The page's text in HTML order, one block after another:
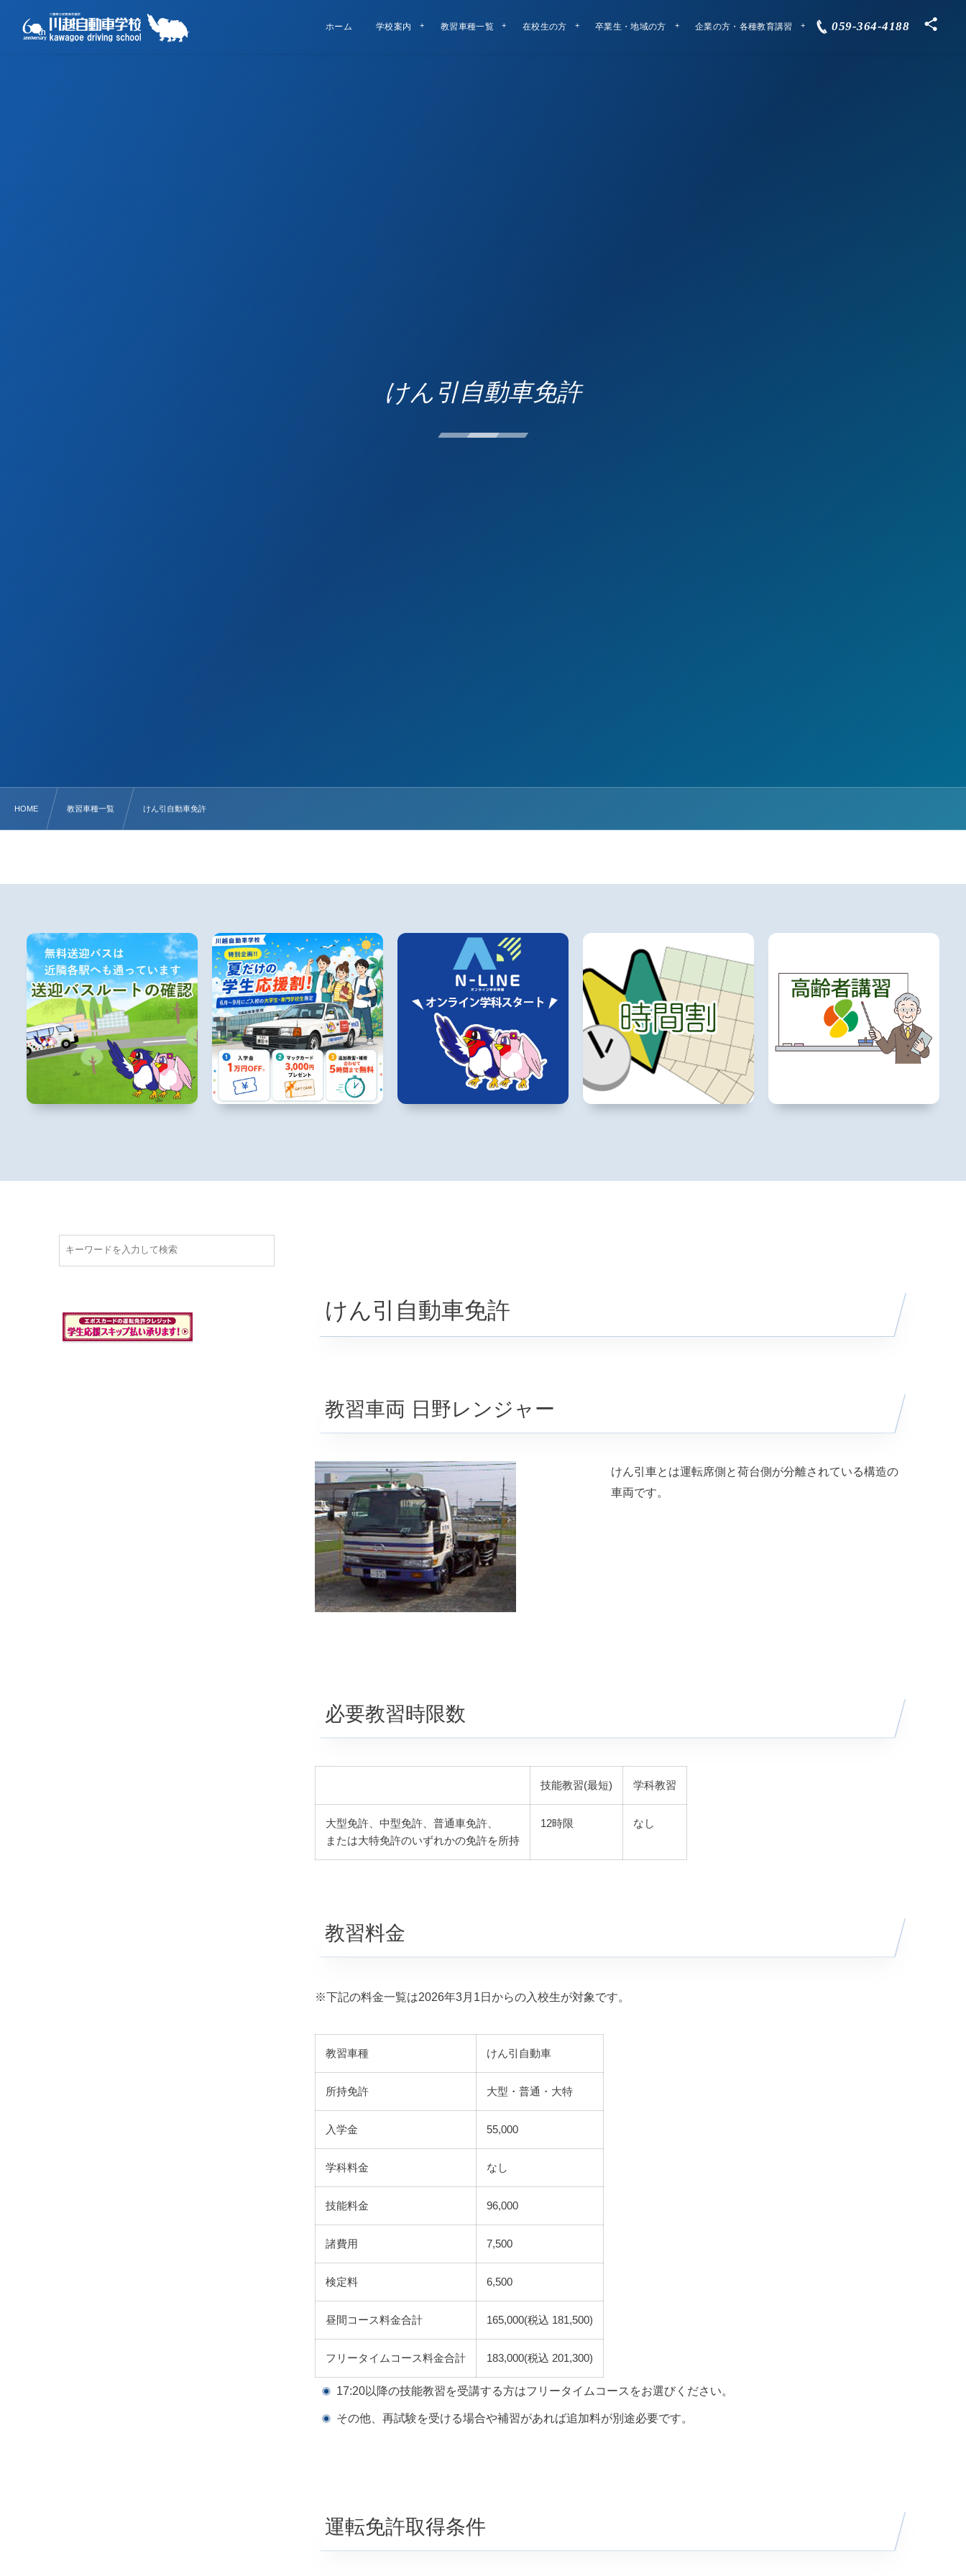
ホーム 学校案内 教習車種一覧 在校生の方 卒業生・地域の方 企業の方・各種教育講習 059-364-4188
けん引自動車免許
HOME 教習車種一覧 けん引自動車免許
けん引自動車免許
教習車両 日野レンジャー
けん引車とは運転席側と荷台側が分離されている構造の
車両です。
必要教習時限数
技能教習(最短) 学科教習
大型免許、中型免許、普通車免許、
または大特免許のいずれかの免許を所持
12時限 なし
教習料金
※下記の料金一覧は2026年3月1日からの入校生が対象です。
教習車種 けん引自動車
所持免許 大型・普通・大特
入学金 55,000
学科料金 なし
技能料金 96,000
諸費用 7,500
検定料 6,500
昼間コース料金合計 165,000(税込 181,500)
フリータイムコース料金合計 183,000(税込 201,300)
17:20以降の技能教習を受講する方はフリータイムコースをお選びください。
その他、再試験を受ける場合や補習があれば追加料が別途必要です。
運転免許取得条件